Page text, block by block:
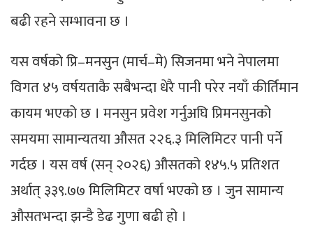
बढी रहने सम्भावना छ ।
यस वर्षको प्रि–मनसुन (मार्च–मे) सिजनमा भने नेपालमा
विगत ४५ वर्षयताकै सबैभन्दा धेरै पानी परेर नयाँ कीर्तिमान
कायम भएको छ । मनसुन प्रवेश गर्नुअघि प्रिमनसुनको
समयमा सामान्यतया औसत २२६.३ मिलिमिटर पानी पर्ने
गर्दछ । यस वर्ष (सन् २०२६) औसतको १४५.५ प्रतिशत
अर्थात् ३३९.७७ मिलिमिटर वर्षा भएको छ । जुन सामान्य
औसतभन्दा झन्डै डेढ गुणा बढी हो ।